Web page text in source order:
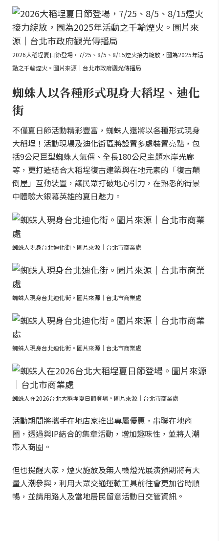
2026大稻埕夏日節登場，7/25、8/5、8/15煙火接力綻放，圖為2025年活
動之千輪煙火。圖片來源｜台北市政府觀光傳播局
蜘蛛人以各種形式現身大稻埕、迪化
街
不僅夏日節活動精彩豐富，蜘蛛人還將以各種形式現身
大稻埕！活動現場及迪化街區將設置多處裝置亮點，包
括9公尺巨型蜘蛛人氣偶、全長180公尺主題水岸光廊
等，更打造結合大稻埕復古建築與在地元素的「復古顛
倒屋」互動裝置，讓民眾打破地心引力，在熟悉的街景
中體驗大銀幕英雄的夏日魅力。
蜘蛛人現身台北迪化街。圖片來源｜台北市商業處
蜘蛛人現身台北迪化街。圖片來源｜台北市商業處
蜘蛛人現身台北迪化街。圖片來源｜台北市商業處
蜘蛛人在2026台北大稻埕夏日節登場。圖片來源｜台北市商業處
活動期間將攜手在地店家推出專屬優惠，串聯在地商
圈，透過與IP結合的集章活動，增加趣味性，並將人潮
帶入商圈。
但也提醒大家，煙火施放及無人機燈光展演預期將有大
量人潮參與，利用大眾交通運輸工具前往會更加省時順
暢，並請用路人及當地居民留意活動日交管資訊。